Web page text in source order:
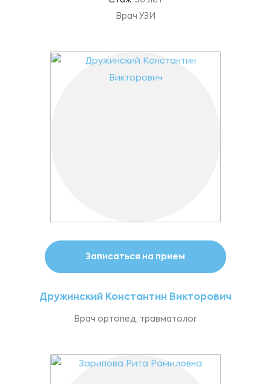
Врач УЗИ
Записаться на прием
Дружинский Константин Викторович
Врач ортопед, травматолог